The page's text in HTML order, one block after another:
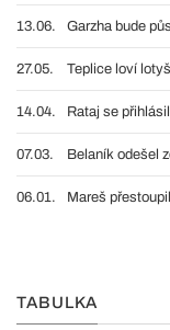
13.06. Garzha bude
27.05. Teplice loví
14.04. Rataj se
07.03. Belaník odešel
06.01. Mareš
TABULKA